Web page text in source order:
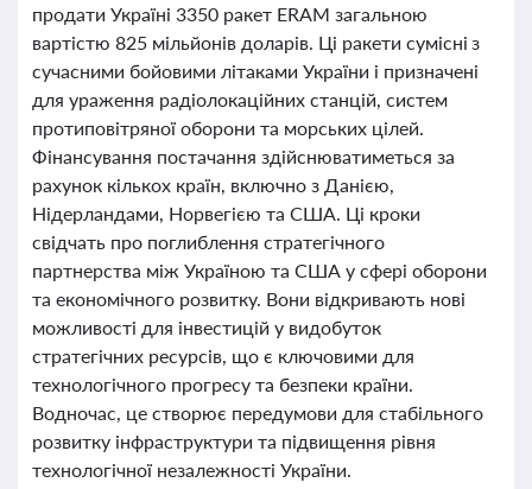
продати Україні 3350 ракет ERAM загальною
вартістю 825 мільйонів доларів. Ці ракети сумісні з
сучасними бойовими літаками України і призначені
для ураження радіолокаційних станцій, систем
протиповітряної оборони та морських цілей.
Фінансування постачання здійснюватиметься за
рахунок кількох країн, включно з Данією,
Нідерландами, Норвегією та США. Ці кроки
свідчать про поглиблення стратегічного
партнерства між Україною та США у сфері оборони
та економічного розвитку. Вони відкривають нові
можливості для інвестицій у видобуток
стратегічних ресурсів, що є ключовими для
технологічного прогресу та безпеки країни.
Водночас, це створює передумови для стабільного
розвитку інфраструктури та підвищення рівня
технологічної незалежності України.